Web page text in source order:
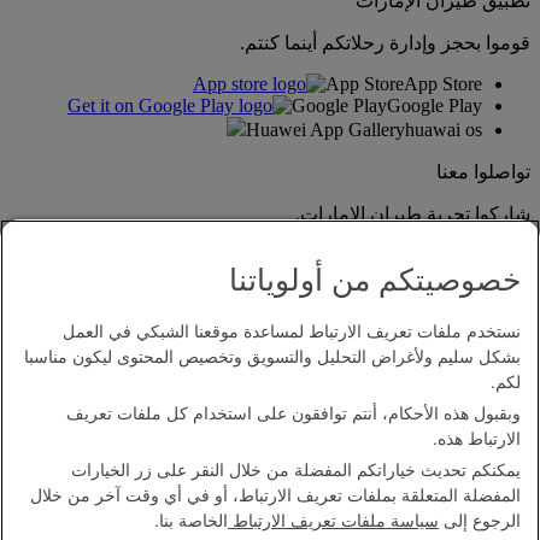
قوموا بحجز وإدارة رحلاتكم أينما كنتم.
App StoreApp Store
Google PlayGoogle Play
Huawei App Galleryhuawai os
تواصلوا معنا
شاركوا تجربة طيران الإمارات.
بيان إمكانية الدخول
اتصل بنا
سياسة الخصوصية
الشروط والأحكام
سياسة ملفات تعريف الارتباط
خصوصيتكم من أولوياتنا
نستخدم ملفات تعريف الارتباط لمساعدة موقعنا الشبكي في العمل
بشكل سليم ولأغراض التحليل والتسويق وتخصيص المحتوى ليكون مناسبا
لكم.
وبقبول هذه الأحكام، أنتم توافقون على استخدام كل ملفات تعريف
الارتباط هذه.
يمكنكم تحديث خياراتكم المفضلة من خلال النقر على زر الخيارات
المفضلة المتعلقة بملفات تعريف الارتباط، أو في أي وقت آخر من خلال
الرجوع إلى سياسة ملفات تعريف الارتباط الخاصة بنا.